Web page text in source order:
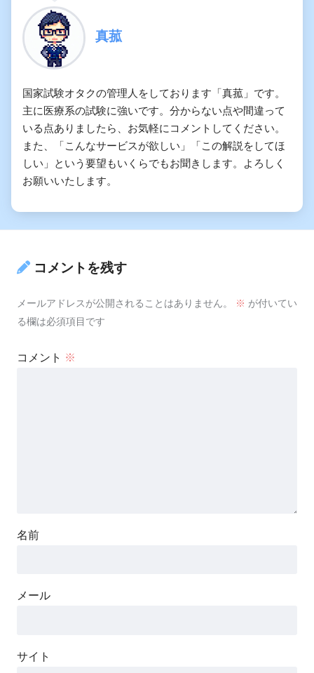
真菰
国家試験オタクの管理人をしております「真菰」です。
主に医療系の試験に強いです。分からない点や間違って
いる点ありましたら、お気軽にコメントしてください。
また、「こんなサービスが欲しい」「この解説をしてほ
しい」という要望もいくらでもお聞きします。よろしく
お願いいたします。
コメントを残す
メールアドレスが公開されることはありません。 ※ が付いてい
る欄は必須項目です
コメント ※
名前
メール
サイト